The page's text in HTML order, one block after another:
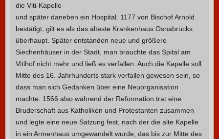
die Viti-Kapelle
und später daneben ein Hospital. 1177 von Bischof Arnold
bestätigt, gilt es als das älteste Krankenhaus Osnabrücks
überhaupt. Später entstanden neue und größere
Siechenhäuser in der Stadt, man brauchte das Spital am
Vitihof nicht mehr und ließ es verfallen. Auch die Kapelle soll
Mitte des 16. Jahrhunderts stark verfallen gewesen sein, so
dass man sich Gedanken über eine Neuorganisation
machte. 1566 also während der Reformation trat eine
Bruderschaft aus Katholiken und Protestanten zusammen
und legte eine neue Satzung fest, nach der die alte Kapelle
in ein Armenhaus umgewandelt wurde, das bis zur Mitte des